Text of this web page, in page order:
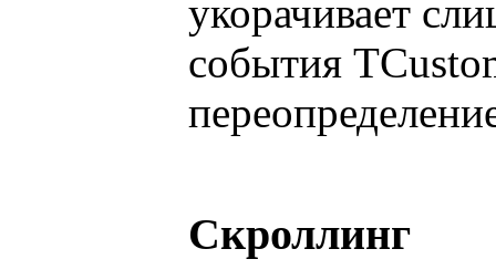
укорачивает
события
Скроллинг